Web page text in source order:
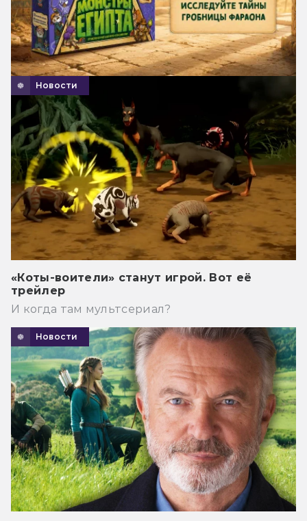
Новости
«Коты-воители» станут игрой. Вот её
трейлер
И когда там мультсериал?
Новости